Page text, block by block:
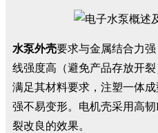
水泵外壳要求与金属结合力
线强度高（避免产品存放开裂
满足其材料要求，注塑一体
强不易变形。电机壳采用高
裂改良的效果。